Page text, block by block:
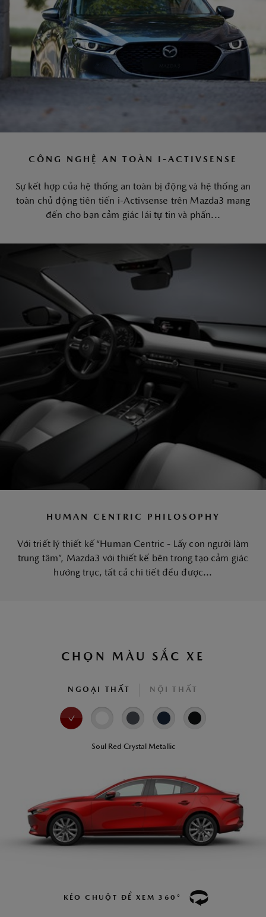
CÔNG NGHỆ AN TOÀN I-ACTIVSENSE
Sự kết hợp của hệ thống an toàn bị động và hệ thống an
toàn chủ động tiên tiến i-Activsense trên Mazda3 mang
đến cho bạn cảm giác lái tự tin và phấn...
HUMAN CENTRIC PHILOSOPHY
Với triết lý thiết kế “Human Centric - Lấy con người làm
trung tâm”, Mazda3 với thiết kế bên trong tạo cảm giác
hướng trục, tất cả chi tiết đều được...
CHỌN MÀU SẮC XE
NGOẠI THẤT NỘI THẤT
Soul Red Crystal Metallic
KÉO CHUỘT ĐỂ XEM 360°